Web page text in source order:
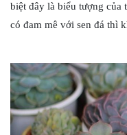
biệt đây là biểu tượng của
có đam mê với sen đá thì